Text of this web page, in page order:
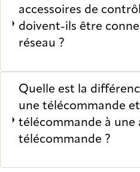
accessoires de
doivent-ils être
réseau ?
Quelle est la
une télécommande
télécommande à une
télécommande ?